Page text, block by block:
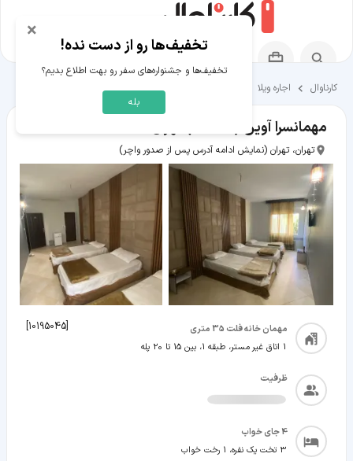
کارناوال اجاره ویلا
مهمانسرا آوین (3 تخته) تهران
تهران، تهران (نمایش ادامه آدرس پس از صدور واچر)
[
10195045
]
مهمان خانه فلت 35 متری
1 اتاق غیر مستر، طبقه 1، بین 15 تا 20 پله
ظرفیت
4جای خواب
3 تخت یک نفره، 1 رخت خواب
× تخفیف‌ها رو از دست نده!
تخفیف‌ها و جشنواره‌های سفر رو بهت اطلاع بدیم؟
بله